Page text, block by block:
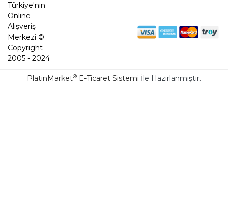
Türkiye'nin
Online
Alışveriş
Merkezi ©
Copyright
2005 - 2024
PlatinMarket® E-Ticaret Sistemi İle Hazırlanmıştır.